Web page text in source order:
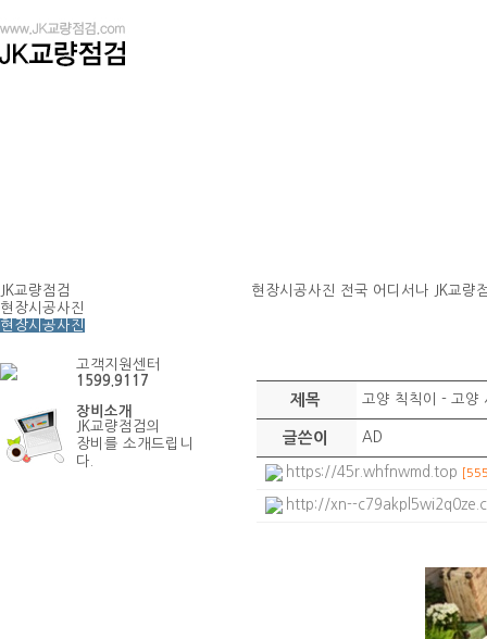
JK교량점검
현장시공사진
현장시공사진
고객지원센터
1599.9117
장비소개
JK교량점검의
장비를 소개드립니
다.
현장시공사진 전국 어디서나 JK교량
제목 고양 칙칙이 - 고양
글쓴이 AD
https://45r.whfnwmd.top
http://xn--